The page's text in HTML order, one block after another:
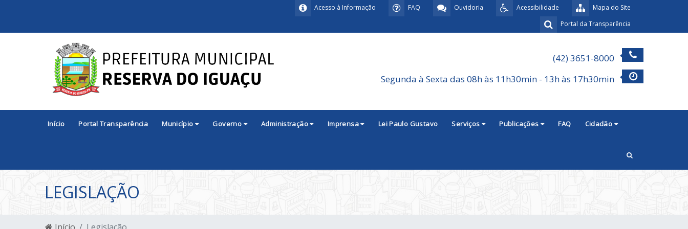
Mapa do Site
Acessibilidade
Ouvidoria
FAQ
Acesso à Informação
Portal da Transparência
(42) 3651-8000
Segunda à Sexta das 08h às 11h30min - 13h às 17h30min
Início Portal Transparência Município Governo Administração Imprensa Lei Paulo Gustavo Serviços Publicações FAQ Cidadão
LEGISLAÇÃO
Início Legislação